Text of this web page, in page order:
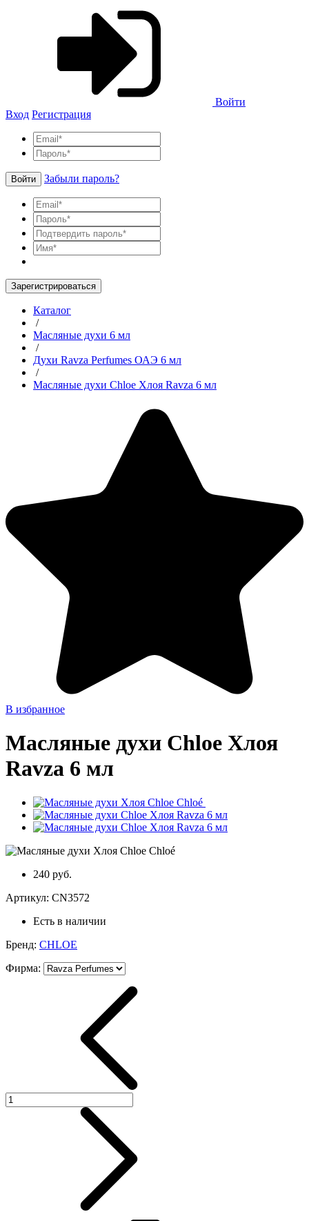
Войти
Вход Регистрация
Войти Забыли пароль?
Зарегистрироваться
Каталог
/
Масляные духи 6 мл
/
Духи Ravza Perfumes ОАЭ 6 мл
/
Масляные духи Chloe Хлоя Ravza 6 мл
В избранное
Масляные духи Chloe Хлоя
Ravza 6 мл
240 руб.
Артикул: CN3572
Есть в наличии
Бренд: CHLOE
Фирма: